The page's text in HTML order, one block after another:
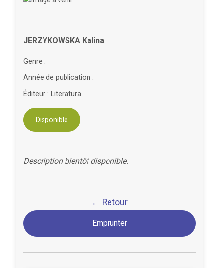
JERZYKOWSKA Kalina
Genre :
Année de publication :
Éditeur : Literatura
Disponible
Description bientôt disponible.
← Retour
Emprunter